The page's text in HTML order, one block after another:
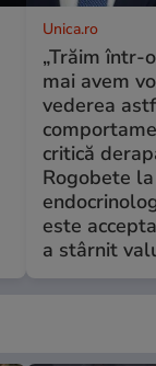
Unica.ro
„Trăim într-
mai avem
vederea
critică
Rogobete
este
a stârnit